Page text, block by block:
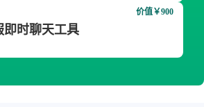
时聊天工具
价值￥900